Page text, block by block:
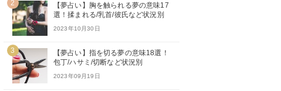
2
【夢占い】胸を触られる夢の意味17
選！揉まれる/乳首/彼氏など状況別
2023年10月30日
3
【夢占い】指を切る夢の意味18選！
包丁/ハサミ/切断など状況別
2023年09月19日